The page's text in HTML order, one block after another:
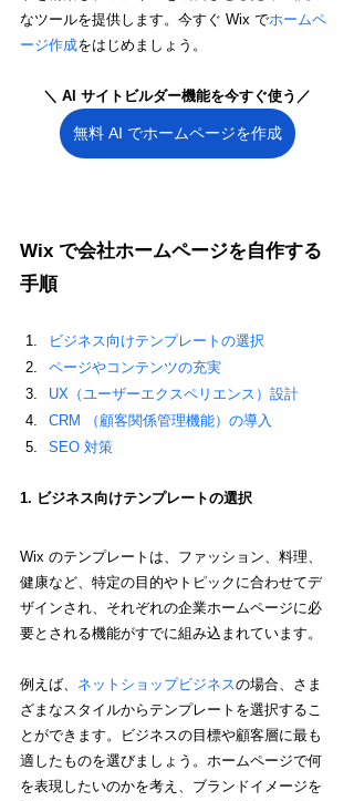
なツールを提供します。今すぐ Wix でホームペ
ージ作成をはじめましょう。
＼ AI サイトビルダー機能を今すぐ使う／
無料 AI でホームページを作成
Wix で会社ホームページを自作する
手順
ビジネス向けテンプレートの選択
ページやコンテンツの充実
UX（ユーザーエクスペリエンス）設計
CRM （顧客関係管理機能）の導入
SEO 対策
1. ビジネス向けテンプレートの選択
Wix のテンプレートは、ファッション、料理、
健康など、特定の目的やトピックに合わせてデ
ザインされ、それぞれの企業ホームページに必
要とされる機能がすでに組み込まれています。
例えば、 ネットショップビジネスの場合、さま
ざまなスタイルからテンプレートを選択するこ
とができます。ビジネスの目標や顧客層に最も
適したものを選びましょう。ホームページで何
を表現したいのかを考え、ブランドイメージを